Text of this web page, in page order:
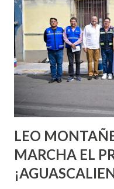
o expertas en el tema.
aprender y nuevas
chica y aún no has tenido
pienses que el sexo será
experimentarlo, pero
experiencia te dirá,
son suficientemen...
LEO
MARCHA EL